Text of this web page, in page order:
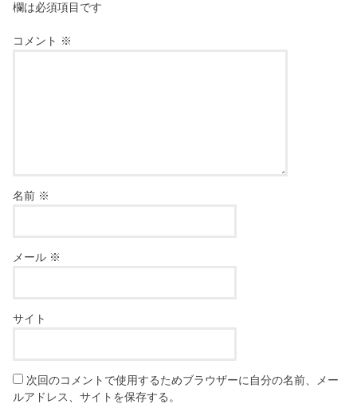
欄は必須項目です
コメント ※
名前 ※
メール ※
サイト
次回のコメントで使用するためブラウザーに自分の名前、メー
ルアドレス、サイトを保存する。